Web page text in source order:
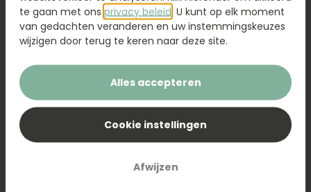
Boeket Raya Sanseveria
te gaan met ons privacy beleid . U kunt op elk moment
van gedachten veranderen en uw instemmingskeuzes
wijzigen door terug te keren naar deze site.
Alles accepteren
Cookie instellingen
Afwijzen